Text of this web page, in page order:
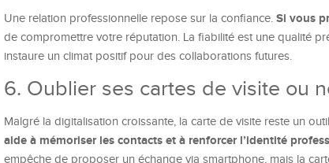
Une relation professionnelle repose sur la confiance. Si vous
de compromettre votre réputation. La fiabilité est une qualité
instaure un climat positif pour des collaborations futures.
6. Oublier ses cartes de visite ou
Malgré la digitalisation croissante, la carte de visite reste un
aide à mémoriser les contacts et à renforcer l’identité
empêche de proposer un échange via smartphone, mais la